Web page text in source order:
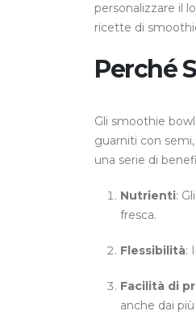
personalizzare il
ricette di
Perché
Gli smoothie
guarniti con
una serie di
Nutrienti:
fresca.
Flessibilità:
Facilità di
anche dai